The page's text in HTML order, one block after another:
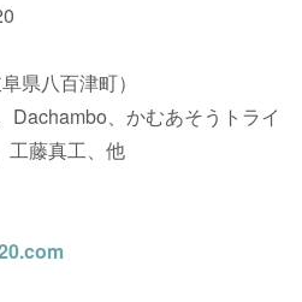
県八百津町）
Dachambo、かむあそうトライ
工藤真工、他